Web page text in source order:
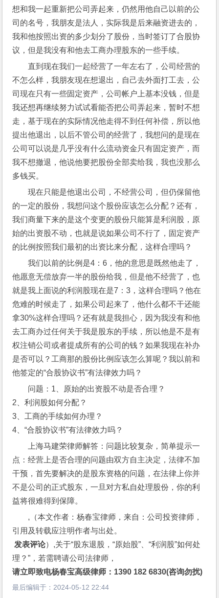
想和我一起重新把公司弄起来，仍然用他自己以前的公
司的名号，我朋友是法人，实际我是后来融资进去的，
我和他按照出资的多少划分了股份，当时签订了合股协
议，但是我没有和他去工商办理股东的一些手续。
直到现在我们一起经营了一年左右了，公司经营的
不怎么样，我朋友现在想退出，自己去外面打工去，公
司现在只有一些固定资产，公司帐户上基本没钱，但是
我还想再继续努力试试看能否把公司弄起来，暂时不想
走，基于现在的实际情况他走得不到任何补偿，所以他
提出他退出，以后不管公司的经营了，我想问的是现在
公司可以说是几乎没有什么流动资金只有固定资产，而
我不想撤退，他说他要把股份全部卖给我，我也没那么
多钱买。
现在只能是他退出公司，不经营公司，但仍保留他
的一定的股份，我想问这个股份应该怎么分配？还有，
我们商量下来的是这个变更的股份只能算是利润股，原
始的出资股不动，也就是说如果公司不行了，固定资产
的比例按照我们最初的出资比来分配，这样合理吗？
我们以前的比例是4：6，他的意思是既然他走了，
他愿意无偿放弃一半的股份给我，但是他不经营了，也
就是我上面说的利润股现在是7：3，这样合理吗？他在
危难的时候走了，如果公司起来了，他什么都不干还能
拿30%这样合理吗？还有就是我担心，因为我没有和他
去工商办过任何关于我是股东的手续，所以他是不是有
权注销公司或者提成所有的公司的钱？如果我现在补办
是否可以？工商那的股份比例应该怎么算呢？我以前和
他签定的“合股协议书”有法律效力吗？
问题：1、原始的出资股不动是否合理？
2、利润股如何分配？
3、工商的手续如何办理？
4、“合股协议书”有法律效力吗？
上海马建荣律师解答：问题比较复杂，简单提示一
点：经营上是否合理的问题由双方自主决定，法律不加
干预，首先要解决的是股东资格的问题，在法律上你并
不是公司的正式股东，一旦对方私自处理股份，你的利
益将很难得到保障。
,（本文作者：杨春宝律师，来自：公司投资律师，
引用及转载应注明作者与出处。
发表评论）,关于“股东退股，“原始股”、“利润股”如何处
理？”，若需聘请公司法律师，
请立即致电杨春宝高级律师：1390 182 6830(咨询勿扰)
最后编辑于： 2024-05-12 22:44